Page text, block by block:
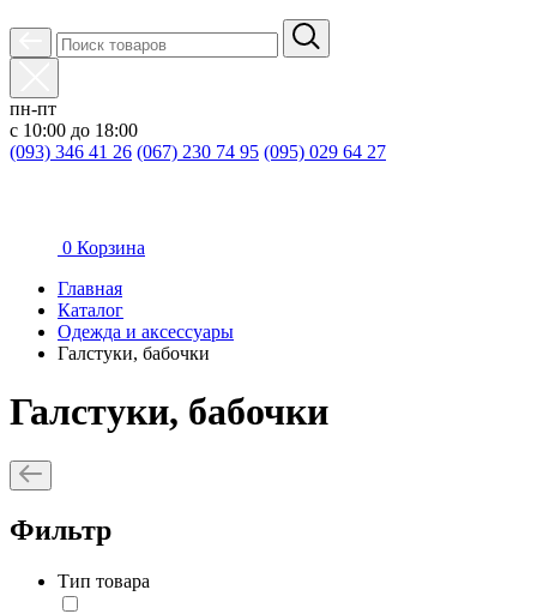
пн-пт
с 10:00 до 18:00
(093) 346 41 26 (067) 230 74 95 (095) 029 64 27
0 Корзина
Главная
Каталог
Oдежда и аксессуары
Галстуки, бабочки
Галстуки, бабочки
Фильтр
Тип товара